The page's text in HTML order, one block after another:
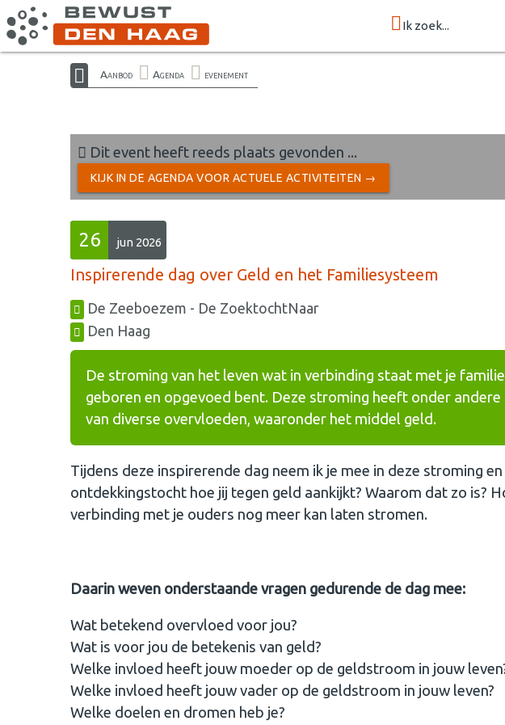
Ik zoek...
Aanbod Agenda evenement
Dit event heeft reeds plaats gevonden ...
KIJK IN DE AGENDA VOOR ACTUELE ACTIVITEITEN →
26 jun 2026
Inspirerende dag over Geld en het Familiesysteem
De Zeeboezem - De ZoektochtNaar
Den Haag
De stroming van het leven wat in verbinding staat met je
geboren en opgevoed bent. Deze stroming heeft onder
van diverse overvloeden, waaronder het middel geld.
Tijdens deze inspirerende dag neem ik je mee in deze stroming
ontdekkingstocht hoe jij tegen geld aankijkt? Waarom dat zo is?
verbinding met je ouders nog meer kan laten stromen.
Daarin weven onderstaande vragen gedurende de dag mee:
Wat betekend overvloed voor jou?
Wat is voor jou de betekenis van geld?
Welke invloed heeft jouw moeder op de geldstroom in jouw
Welke invloed heeft jouw vader op de geldstroom in jouw leven?
Welke doelen en dromen heb je?